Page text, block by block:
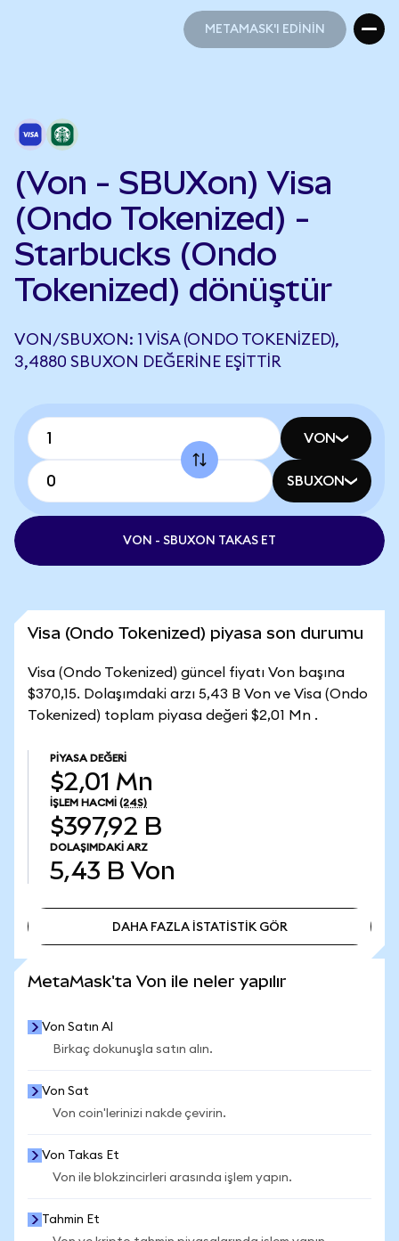
METAMASK'I EDİNİN
(Von - SBUXon) Visa
(Ondo Tokenized) -
Starbucks (Ondo
Tokenized) dönüştür
VON/SBUXON: 1 VISA (ONDO TOKENIZED),
3,4880 SBUXON DEĞERINE EŞITTIR
VON
SBUXON
VON - SBUXON TAKAS ET
Visa (Ondo Tokenized) piyasa son durumu
Visa (Ondo Tokenized) güncel fiyatı Von başına
$370,15. Dolaşımdaki arzı 5,43 B Von ve Visa (Ondo
Tokenized) toplam piyasa değeri $2,01 Mn .
PIYASA DEĞERI
$2,01 Mn
İŞLEM HACMI (24S)
$397,92 B
DOLAŞIMDAKI ARZ
5,43 B Von
DAHA FAZLA İSTATİSTİK GÖR
MetaMask'ta Von ile neler yapılır
Von Satın Al
Birkaç dokunuşla satın alın.
Von Sat
Von coin'lerinizi nakde çevirin.
Von Takas Et
Von ile blokzincirleri arasında işlem yapın.
Tahmin Et